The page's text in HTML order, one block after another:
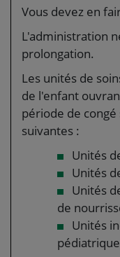
Vous devez en
L'administration
prolongation.
Les unités de
de l'enfant
période de
suivantes :
Unités
Unités
Unités
de
Unités